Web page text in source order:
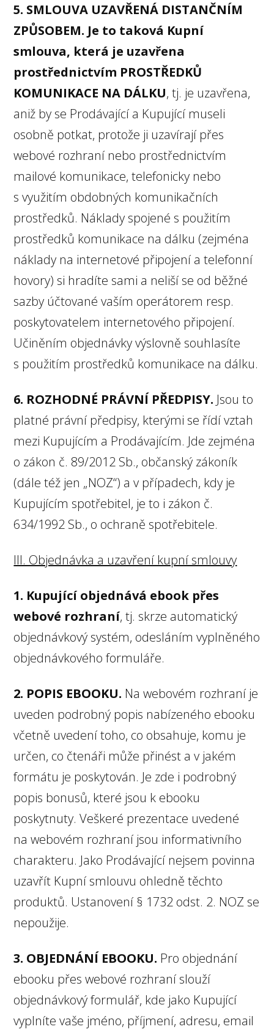
5. SMLOUVA UZAVŘENÁ DISTANČNÍM
ZPŮSOBEM. Je to taková Kupní
smlouva, která je uzavřena
prostřednictvím PROSTŘEDKŮ
KOMUNIKACE NA DÁLKU, tj. je uzavřena,
aniž by se Prodávající a Kupující museli
osobně potkat, protože ji uzavírají přes
webové rozhraní nebo prostřednictvím
mailové komunikace, telefonicky nebo
s využitím obdobných komunikačních
prostředků. Náklady spojené s použitím
prostředků komunikace na dálku (zejména
náklady na internetové připojení a telefonní
hovory) si hradíte sami a neliší se od běžné
sazby účtované vaším operátorem resp.
poskytovatelem internetového připojení.
Učiněním objednávky výslovně souhlasíte
s použitím prostředků komunikace na dálku.
6. ROZHODNÉ PRÁVNÍ PŘEDPISY. Jsou to
platné právní předpisy, kterými se řídí vztah
mezi Kupujícím a Prodávajícím. Jde zejména
o zákon č. 89/2012 Sb., občanský zákoník
(dále též jen „NOZ“) a v případech, kdy je
Kupujícím spotřebitel, je to i zákon č.
634/1992 Sb., o ochraně spotřebitele.
III. Objednávka a uzavření kupní smlouvy
1. Kupující objednává ebook přes
webové rozhraní, tj. skrze automatický
objednávkový systém, odesláním vyplněného
objednávkového formuláře.
2. POPIS EBOOKU. Na webovém rozhraní je
uveden podrobný popis nabízeného ebooku
včetně uvedení toho, co obsahuje, komu je
určen, co čtenáři může přinést a v jakém
formátu je poskytován. Je zde i podrobný
popis bonusů, které jsou k ebooku
poskytnuty. Veškeré prezentace uvedené
na webovém rozhraní jsou informativního
charakteru. Jako Prodávající nejsem povinna
uzavřít Kupní smlouvu ohledně těchto
produktů. Ustanovení § 1732 odst. 2. NOZ se
nepoužije.
3. OBJEDNÁNÍ EBOOKU. Pro objednání
ebooku přes webové rozhraní slouží
objednávkový formulář, kde jako Kupující
vyplníte vaše jméno, příjmení, adresu, email